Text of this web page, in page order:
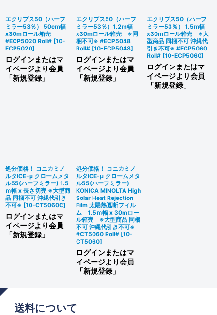
エクリプス50（ハーフ
ミラー53％） 50cm幅
x30mロール箱売
#ECP5020 Roll# [10-
ECP5020]
ログインまたはマ
イページより会員
「新規登録」
エクリプス50（ハーフ
ミラー53％）1.2m幅
x30mロール箱売 ※同
梱不可※ #ECP5048
Roll# [10-ECP5048]
ログインまたはマ
イページより会員
「新規登録」
エクリプス50（ハーフ
ミラー53％） 1.5m幅
x30mロール箱売 ※大
型商品 同梱不可 沖縄代
引き不可※ #ECP5060
Roll# [10-ECP5060]
ログインまたはマ
イページより会員
「新規登録」
処分価格！ コニカミノ
ルタICE-μ クロームメタ
ル55(ハーフミラー) 1.5
ｍ幅 x 長さ切売 ※大型商
品 同梱不可 沖縄代引き
不可※ [10-CT5060C]
ログインまたはマ
イページより会員
「新規登録」
処分価格！ コニカミノ
ルタICE-μ クロームメタ
ル55(ハーフミラー)
KONICA MINOLTA High
Solar Heat Rejection
Film 太陽熱遮断フィル
ム 1.5ｍ幅 x 30mロー
ル箱売 ※大型商品 同梱
不可 沖縄代引き不可※
#CT5060 Roll# [10-
CT5060]
ログインまたはマ
イページより会員
「新規登録」
送料について